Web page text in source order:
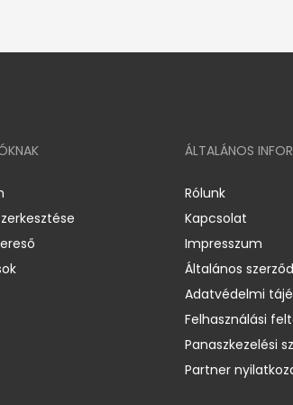
ÁLTALÁNOS
Rólunk
Kapcsolat
Impresszum
Általános
Adatvédelmi
Felhasználási
Panaszkezelési
Partner